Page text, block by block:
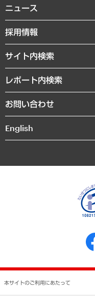
共生・ダイバーシティ
GRC（ガバナンス・リスク・
経済・産業・雇用・労働
まちづくり・観光・交通・スポ
自然資源・農林水産業・食料シ
経営用語集
受託・受注実績（官公庁関連）
メディア掲載・出演
受託案件情報
私たちの想い
社長メッセージ
会社概要
沿革
組織図・本部部室紹介
インドネシア現地法人
個人情報保護方針
反社会的勢力に対する基本方針
書面による個人情報の開示等の
ニュース
ニュースリリース
お知らせ
採用情報
サイト内検索
レポート内検索
お問い合わせ
English
本サイトのご利用にあたって